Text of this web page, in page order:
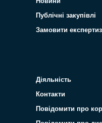
Публічні закупівлі
Замовити
Діяльність
Контакти
Повідомити про